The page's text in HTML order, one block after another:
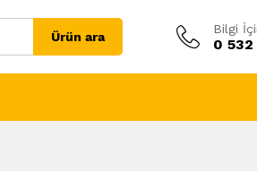
Ürün ara
Bilgi
0 532